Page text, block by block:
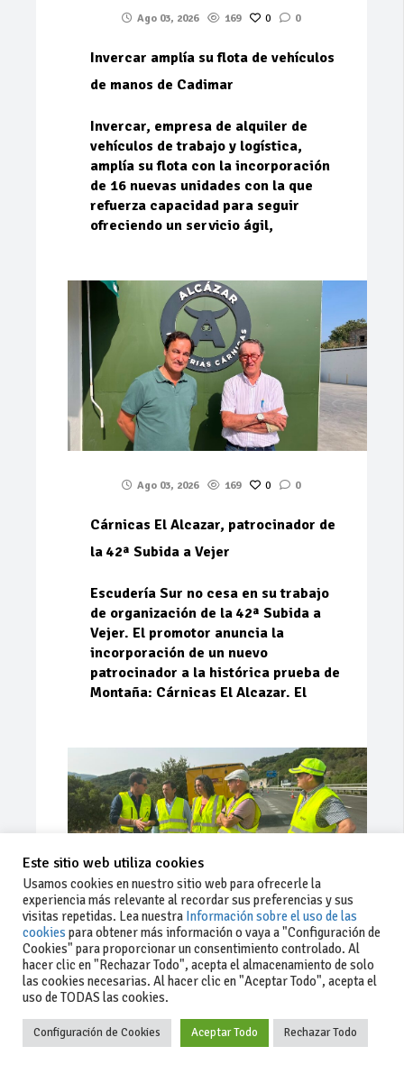
Ago 03, 2026 169 0 0
Invercar amplía su flota de vehículos
de manos de Cadimar
Invercar, empresa de alquiler de
vehículos de trabajo y logística,
amplía su flota con la incorporación
de 16 nuevas unidades con la que
refuerza capacidad para seguir
ofreciendo un servicio ágil,
Ago 03, 2026 169 0 0
Cárnicas El Alcazar, patrocinador de
la 42ª Subida a Vejer
Escudería Sur no cesa en su trabajo
de organización de la 42ª Subida a
Vejer. El promotor anuncia la
incorporación de un nuevo
patrocinador a la histórica prueba de
Montaña: Cárnicas El Alcazar. El
Ago 03, 2026 88 0 0
La Junta implementa mejoras en la
A381 por Los Barrios
Este sitio web utiliza cookies
Usamos cookies en nuestro sitio web para ofrecerle la
experiencia más relevante al recordar sus preferencias y sus
visitas repetidas. Lea nuestra Información sobre el uso de las
cookies para obtener más información o vaya a "Configuración de
Cookies" para proporcionar un consentimiento controlado. Al
hacer clic en "Rechazar Todo", acepta el almacenamiento de solo
las cookies necesarias. Al hacer clic en "Aceptar Todo", acepta el
uso de TODAS las cookies.
Configuración de Cookies Aceptar Todo Rechazar Todo